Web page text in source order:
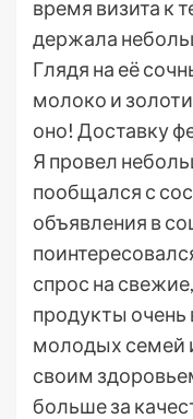
время визита к
держала
Глядя на её
молоко и
оно! Доставку
Я провел
пообщался с
объявления в
спрос на
продукты очень
молодых семей
своим
больше за